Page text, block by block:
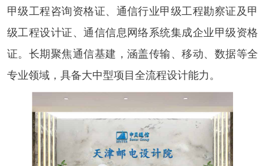
甲级工程咨询资格证、通信行业甲级工程勘察证及甲
级工程设计证、通信信息网络系统集成企业甲级资格
证。长期聚焦通信基建，涵盖传输、移动、数据等全
专业领域，具备大中型项目全流程设计能力。